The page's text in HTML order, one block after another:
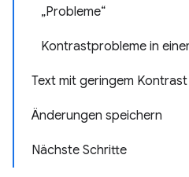
„Probleme“
Kontrastprobleme in
Text mit geringem
Änderungen speichern
Nächste Schritte